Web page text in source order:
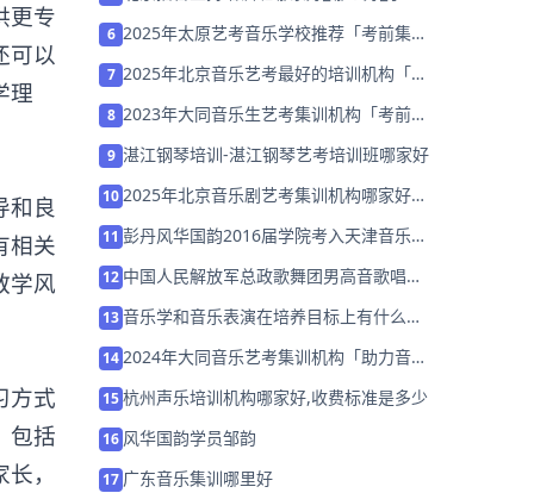
更专
可以
理
和良
相关
学风
方式
包括
，
6 2025年太原艺考音乐学校推荐「考前集训
7 2025年北京音乐艺考最好的培训机构「集
8 2023年大同音乐生艺考集训机构「考前集
9 湛江钢琴培训-湛江钢琴艺考培训班哪家好
102025年北京音乐剧艺考集训机构哪家好推
11 彭丹风华国韵2016届学院考入天津音乐学
12 中国人民解放军总政歌舞团男高音歌唱家
13音乐学和音乐表演在培养目标上有什么样
142024年大同音乐艺考集训机构「助力音乐
15杭州声乐培训机构哪家好,收费标准是多少
16 风华国韵学员邹韵
17 广东音乐集训哪里好